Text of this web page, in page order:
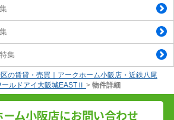
集
の賃貸・売買｜アークホーム小阪店・近鉄八尾
ールドアイ大阪城EASTⅡ > 物件詳細
ーム小阪店にお問い合わせ